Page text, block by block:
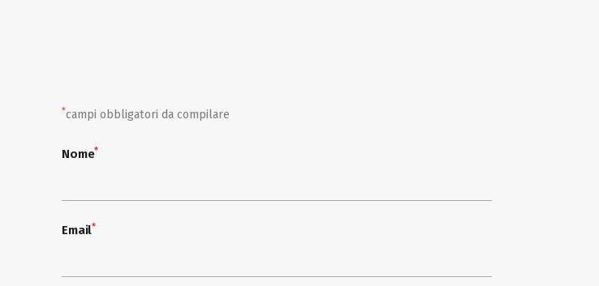
*campi obbligatori da compilare
Nome*
Email*